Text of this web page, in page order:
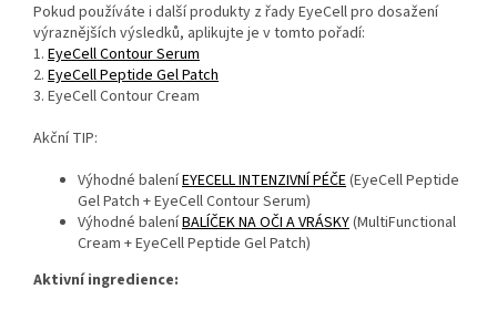
Pokud používáte i další produkty z řady EyeCell pro dosažení
výraznějších výsledků, aplikujte je v tomto pořadí:
1. EyeCell Contour Serum
2. EyeCell Peptide Gel Patch
3. EyeCell Contour Cream
Akční TIP:
Výhodné baleníEYECELL INTENZIVNÍ PÉČE(EyeCell Peptide
Gel Patch + EyeCell Contour Serum)
Výhodné baleníBALÍČEK NA OČI A VRÁSKY(MultiFunctional
Cream + EyeCell Peptide Gel Patch)
Aktivní ingredience: